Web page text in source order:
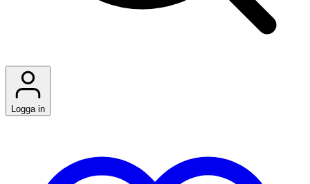
Logga in